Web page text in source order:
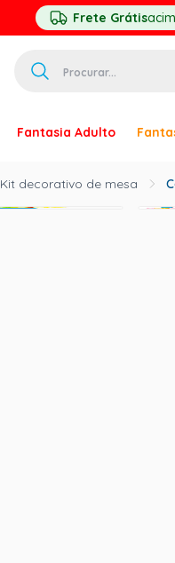
Frete Grátis
Fantasia Adulto
Kit decorativo de mesa